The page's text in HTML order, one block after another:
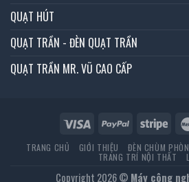
QUẠT HÚT
QUẠT TRẦN - ĐÈN QUẠT TRẦN
QUẠT TRẦN MR. VŨ CAO CẤP
TRANG CHỦ GIỚI THIỆU ĐÈN CHÙM
TRANG TRÍ NỘI THẤT
Copyright 2026 © Máy công